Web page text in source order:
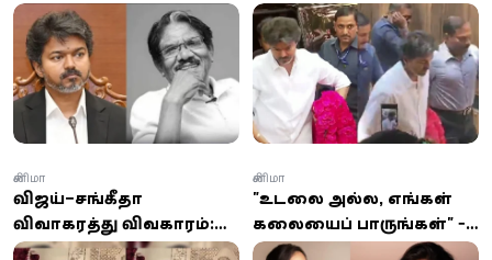
அரச மரியாதை;
முதலமைச்சர் ஜோசப்
விஜய் நேரில் அஞ்சலி!
அமைச்சர் விஜய்
அறிவிப்பு
விஜய்–சங்கீதா
விவாகரத்து விவகாரம்:
திரிஷாவுடன் விஜய்
சினிமா
"உடலை அல்ல, எங்கள்
கலையைப் பாருங்கள்" -
அநாகரீக கேமரா
சினிமா